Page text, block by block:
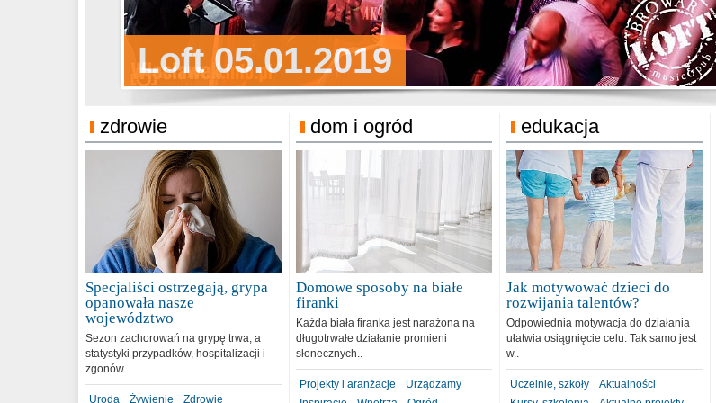
Loft 05.01.2019
Sylwester Podgrodzie 31.12.2018
Sylwester Pensjonat Michelin
31.12.2018
zdrowie
Specjaliści ostrzegają, grypa
opanowała nasze
województwo
Sezon zachorowań na grypę trwa, a
statystyki przypadków, hospitalizacji i
zgonów..
Uroda Żywienie Zdrowie
dom i ogród
Domowe sposoby na białe
firanki
Każda biała firanka jest narażona na
długotrwałe działanie promieni
słonecznych..
Projekty i aranżacje
Urządzamy
edukacja
Jak motywować dzieci do
rozwijania talentów?
Odpowiednia motywacja do działania
ułatwia osiągnięcie celu. Tak samo jest
w..
Uczelnie, szkoły
Aktualności